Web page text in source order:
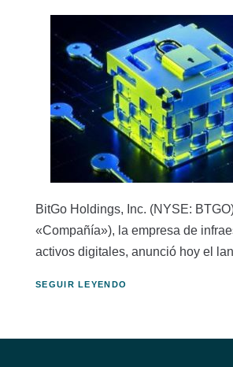
BitGo Holdings, Inc. (NYSE:
«Compañía»), la empresa de
activos digitales, anunció hoy el
SEGUIR LEYENDO